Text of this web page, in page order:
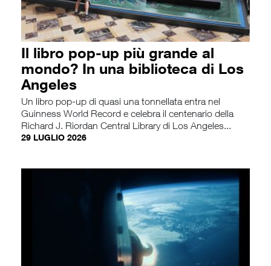
Il libro pop-up più grande al
mondo? In una biblioteca di Los
Angeles
Un libro pop-up di quasi una tonnellata entra nel
Guinness World Record e celebra il centenario della
Richard J. Riordan Central Library di Los Angeles...
29 LUGLIO 2026